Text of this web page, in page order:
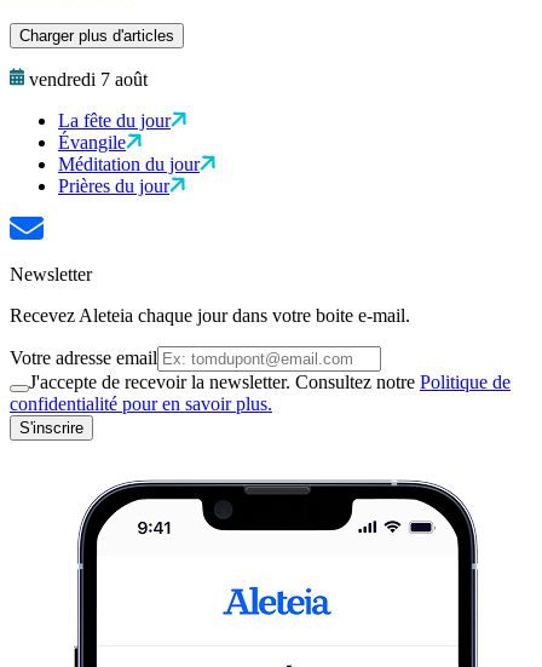
Charger plus d'articles
vendredi 7 août
La fête du jour
Évangile
Méditation du jour
Prières du jour
Newsletter
Recevez Aleteia chaque jour dans votre boite e-mail.
Votre adresse email
J'accepte de recevoir la newsletter. Consultez notre Politique de
confidentialité pour en savoir plus.
S'inscrire